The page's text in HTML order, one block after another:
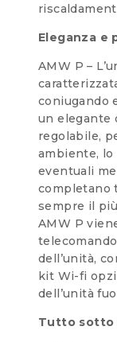
Eleganza e
AMW P –
coniugando
un elegante
regolabile,
ambiente,
eventuali
completano
sempre il
AMW P
dell’unità,
kit Wi-fi
dell’unità
Tutto sotto